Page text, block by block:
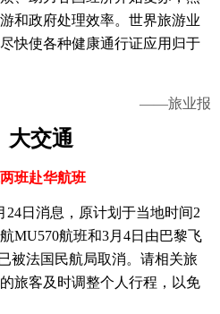
和政府处理效率。世界旅游业
快使各种健康通行证应用归于
——旅业报
大交通
班赴华航班
日消息，原计划于当地时间2
MU570航班和3月4日由巴黎飞
被法国民航局取消。请相关旅
旅客及时调整个人行程，以免